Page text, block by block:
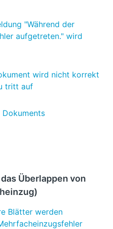
"Während der
aufgetreten." wird
wird nicht korrekt
tritt auf
Dokuments
Überlappen von
Blätter werden